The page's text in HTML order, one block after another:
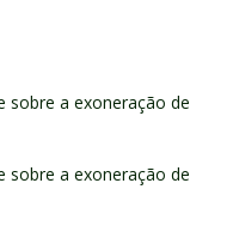
sobre a exoneração de
sobre a exoneração de